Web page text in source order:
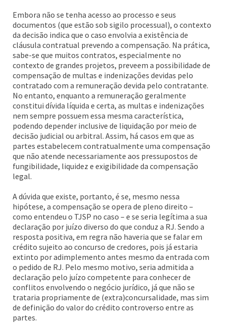
Embora não se tenha acesso ao processo e seus
documentos (que estão sob sigilo processual), o contexto
da decisão indica que o caso envolvia a existência de
cláusula contratual prevendo a compensação. Na prática,
sabe-se que muitos contratos, especialmente no
contexto de grandes projetos, preveem a possibilidade de
compensação de multas e indenizações devidas pelo
contratado com a remuneração devida pelo contratante.
No entanto, enquanto a remuneração geralmente
constitui dívida líquida e certa, as multas e indenizações
nem sempre possuem essa mesma característica,
podendo depender inclusive de liquidação por meio de
decisão judicial ou arbitral. Assim, há casos em que as
partes estabelecem contratualmente uma compensação
que não atende necessariamente aos pressupostos de
fungibilidade, liquidez e exigibilidade da compensação
legal.
A dúvida que existe, portanto, é se, mesmo nessa
hipótese, a compensação se opera de pleno direito –
como entendeu o TJSP no caso – e se seria legítima a sua
declaração por juízo diverso do que conduz a RJ. Sendo a
resposta positiva, em regra não haveria que se falar em
crédito sujeito ao concurso de credores, pois já estaria
extinto por adimplemento antes mesmo da entrada com
o pedido de RJ. Pelo mesmo motivo, seria admitida a
declaração pelo juízo competente para conhecer de
conflitos envolvendo o negócio jurídico, já que não se
trataria propriamente de (extra)concursalidade, mas sim
de definição do valor do crédito controverso entre as
partes.